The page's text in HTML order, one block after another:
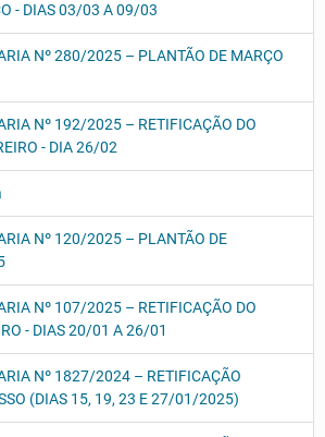
- DIAS 03/03 A 09/03
Nº 280/2025 – PLANTÃO DE MARÇO
Nº 192/2025 – RETIFICAÇÃO DO
- DIA 26/02
Nº 120/2025 – PLANTÃO DE
Nº 107/2025 – RETIFICAÇÃO DO
- DIAS 20/01 A 26/01
Nº 1827/2024 – RETIFICAÇÃO
(DIAS 15, 19, 23 E 27/01/2025)